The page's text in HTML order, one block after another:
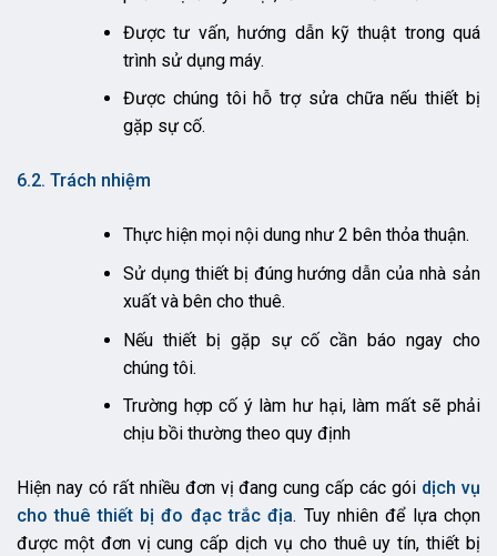
Được tư vấn, hướng dẫn kỹ thuật trong quá
trình sử dụng máy.
Được chúng tôi hỗ trợ sửa chữa nếu thiết bị
gặp sự cố.
6.2. Trách nhiệm
Thực hiện mọi nội dung như 2 bên thỏa thuận.
Sử dụng thiết bị đúng hướng dẫn của nhà sản
xuất và bên cho thuê.
Nếu thiết bị gặp sự cố cần báo ngay cho
chúng tôi.
Trường hợp cố ý làm hư hại, làm mất sẽ phải
chịu bồi thường theo quy định
Hiện nay có rất nhiều đơn vị đang cung cấp các gói dịch vụ
cho thuê thiết bị đo đạc trắc địa. Tuy nhiên để lựa chọn
được một đơn vị cung cấp dịch vụ cho thuê uy tín, thiết bị